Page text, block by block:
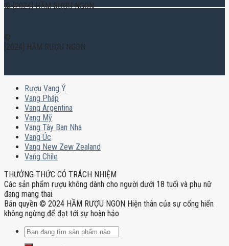
© [2024] HẦM RƯỢU NGON
©
[2024] HẦM RƯỢU NGON
Rượu Vang Ý
Vang Pháp
Vang Argentina
Vang Mỹ
Vang Tây Ban Nha
Vang Úc
Vang New Zew Zealand
Vang Chile
THƯỞNG THỨC CÓ TRÁCH NHIỆM
Các sản phẩm rượu không dành cho người dưới 18 tuổi và phụ nữ
đang mang thai.
Bản quyền © 2024 HẦM RƯỢU NGON Hiện thân của sự cống hiến
không ngừng để đạt tới sự hoàn hảo
Tìm
kiếm: